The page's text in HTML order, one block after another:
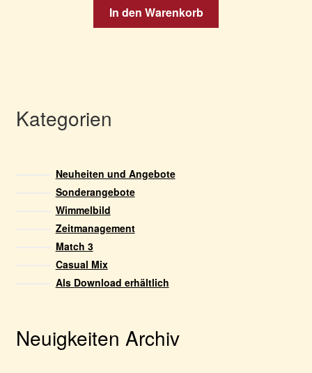
In den Warenkorb
Kategorien
Neuheiten und Angebote
Sonderangebote
Wimmelbild
Zeitmanagement
Match 3
Casual Mix
Als Download erhältlich
Neuigkeiten Archiv